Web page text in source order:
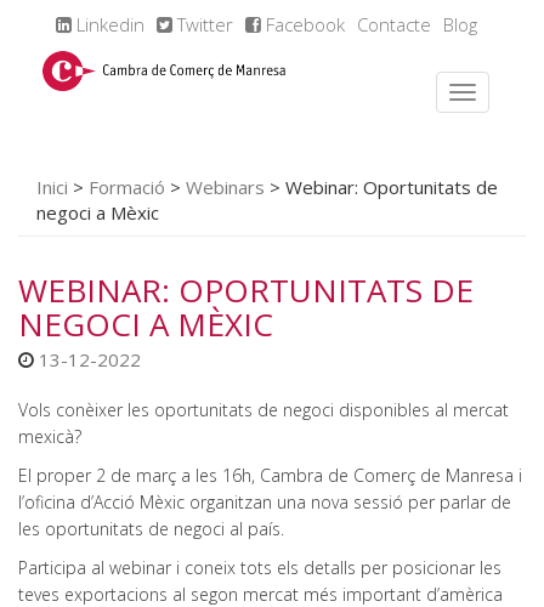
Linkedin Twitter Facebook Contacte Blog
Inici > Formació > Webinars > Webinar: Oportunitats de
negoci a Mèxic
WEBINAR: OPORTUNITATS DE
NEGOCI A MÈXIC
13-12-2022
Vols conèixer les oportunitats de negoci disponibles al mercat
mexicà?
El proper 2 de març a les 16h, Cambra de Comerç de Manresa i
l’oficina d’Acció Mèxic organitzan una nova sessió per parlar de
les oportunitats de negoci al país.
Participa al webinar i coneix tots els detalls per posicionar les
teves exportacions al segon mercat més important d’amèrica